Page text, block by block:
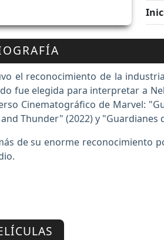
el reconocimiento de la
fue elegida para interpretar a
Cinematográfico de Marvel:
Thunder" (2022) y "Guardianes
de su enorme reconocimiento
mortales